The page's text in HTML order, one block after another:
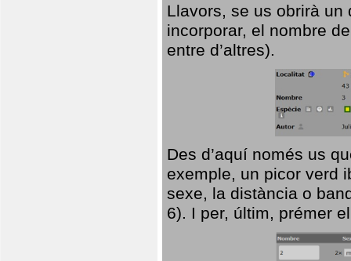
Llavors, se us obrirà
incorporar, el nombre
entre d’altres).
Des d’aquí només us
exemple, un picor verd
sexe, la distància o
6). I per, últim, prémer